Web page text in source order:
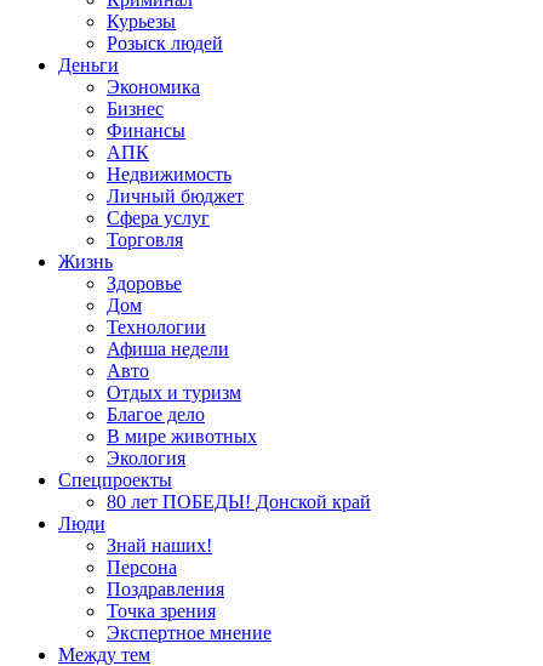
Курьезы
Розыск людей
Деньги
Экономика
Бизнес
Финансы
АПК
Недвижимость
Личный бюджет
Сфера услуг
Торговля
Жизнь
Здоровье
Дом
Технологии
Афиша недели
Авто
Отдых и туризм
Благое дело
В мире животных
Экология
Спецпроекты
80 лет ПОБЕДЫ! Донской край
Люди
Знай наших!
Персона
Поздравления
Точка зрения
Экспертное мнение
Между тем